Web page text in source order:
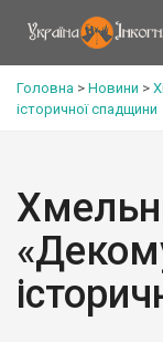
Головна > Новини >
історичної спадщини